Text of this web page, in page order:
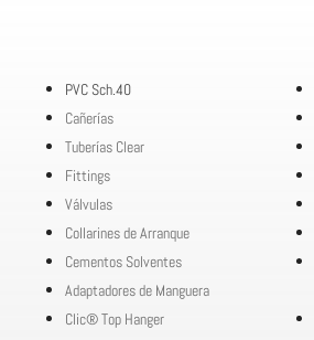
PVC Sch.40
Cañerías
Tuberías Clear
Fittings
Válvulas
Collarines de Arranque
Cementos Solventes
Adaptadores de Manguera
Clic® Top Hanger